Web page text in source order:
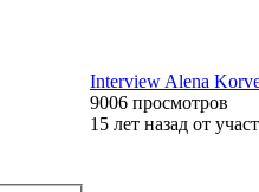
Interview Alena
9006 просмотров
15 лет назад от